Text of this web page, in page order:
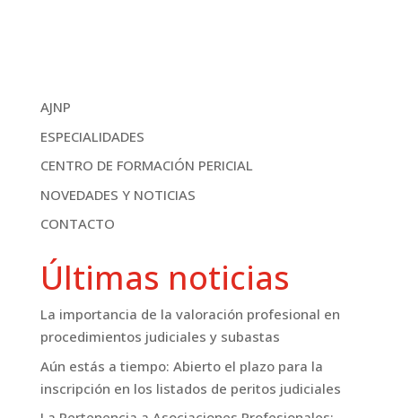
AJNP
ESPECIALIDADES
CENTRO DE FORMACIÓN PERICIAL
NOVEDADES Y NOTICIAS
CONTACTO
Últimas noticias
La importancia de la valoración profesional en
procedimientos judiciales y subastas
Aún estás a tiempo: Abierto el plazo para la
inscripción en los listados de peritos judiciales